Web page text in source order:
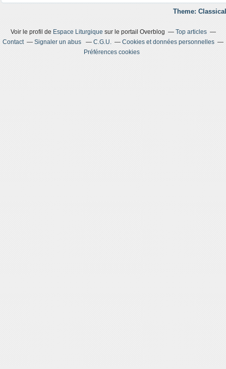
Theme:
Voir le profil de Espace Liturgiquesur le portail Overblog
Top articles
Contact
Signaler un abus C.G.U.
Cookies et données personnelles
Préférences cookies